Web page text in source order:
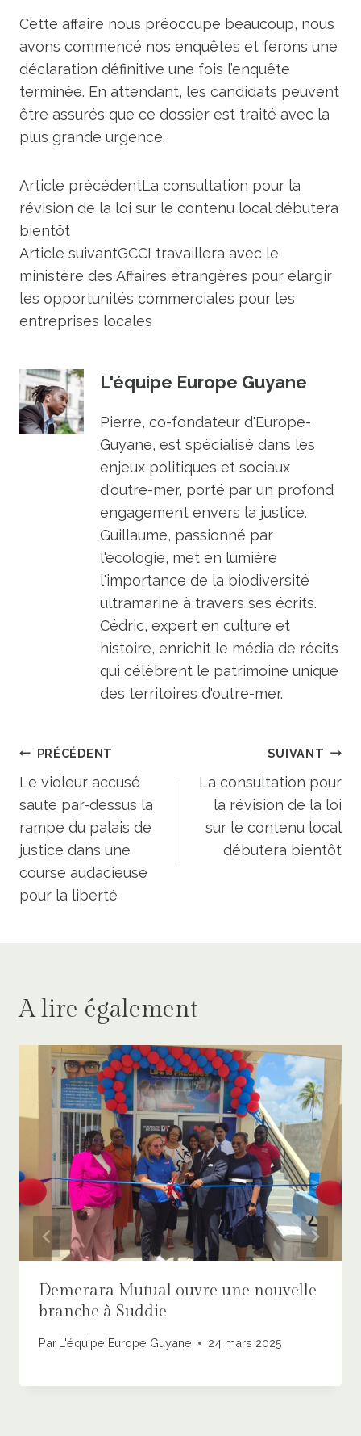
Cette affaire nous préoccupe beaucoup, nous
avons commencé nos enquêtes et ferons une
déclaration définitive une fois l’enquête
terminée. En attendant, les candidats peuvent
être assurés que ce dossier est traité avec la
plus grande urgence.
Article précédentLa consultation pour la
révision de la loi sur le contenu local débutera
bientôt
Article suivantGCCI travaillera avec le
ministère des Affaires étrangères pour élargir
les opportunités commerciales pour les
entreprises locales
L'équipe Europe Guyane
Pierre, co-fondateur d'Europe-
Guyane, est spécialisé dans les
enjeux politiques et sociaux
d'outre-mer, porté par un profond
engagement envers la justice.
Guillaume, passionné par
l'écologie, met en lumière
l'importance de la biodiversité
ultramarine à travers ses écrits.
Cédric, expert en culture et
histoire, enrichit le média de récits
qui célèbrent le patrimoine unique
des territoires d'outre-mer.
Navigation
de
l’article
PRÉCÉDENT
Le violeur accusé
saute par-dessus la
rampe du palais de
justice dans une
course audacieuse
pour la liberté
SUIVANT
La consultation pour
la révision de la loi
sur le contenu local
débutera bientôt
A lire également
Demerara Mutual ouvre une nouvelle
branche à Suddie
Par L'équipe Europe Guyane 24 mars 2025